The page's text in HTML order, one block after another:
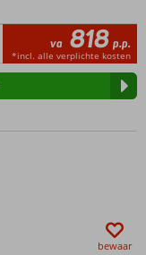
va 818 p.p.
*incl. alle verplichte kosten
bewaar